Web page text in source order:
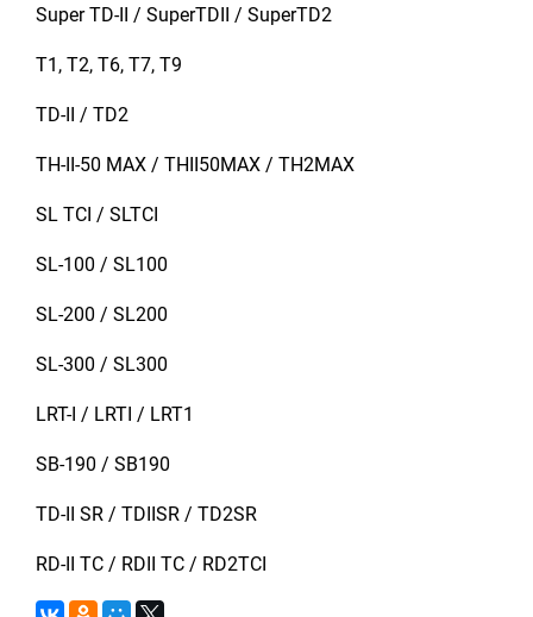
Super TD-II / SuperTDII / SuperTD2
T1, T2, T6, T7, T9
TD-II / TD2
TH-II-50 MAX / THII50MAX / TH2MAX
SL TCI / SLTCI
SL-100 / SL100
SL-200 / SL200
SL-300 / SL300
LRT-I / LRTI / LRT1
SB-190 / SB190
TD-II SR / TDIISR / TD2SR
RD-II TC / RDII TC / RD2TCI